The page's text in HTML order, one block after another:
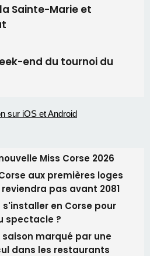
Sainte-Marie et
end du tournoi du
Miss Corse 2026
aux premières loges
pas avant 2081
s'installer en Corse pour
spectacle ?
saison marqué par une
dans les restaurants